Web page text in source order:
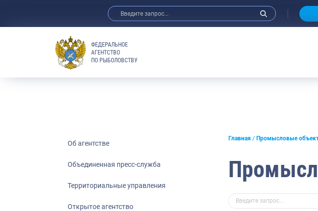
ФЕДЕРАЛЬНОЕ
АГЕНТСТВО
ПО РЫБОЛОВСТВУ
Об агентстве
Объединенная пресс-служба
Территориальные управления
Открытое агентство
Главная Промысловые